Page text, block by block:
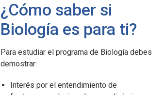
¿Cómo saber si
Biología es para ti?
Para estudiar el programa de Biología debes
demostrar:
Interés por el entendimiento de
Javeriana Cali en
Cifras
24,4 m2
Javeriana Cali en
1.347